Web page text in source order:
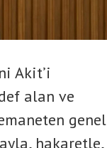
Akit’i
alan ve
genel
hakaretle,